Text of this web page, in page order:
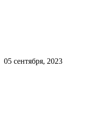
05 сентября, 2023